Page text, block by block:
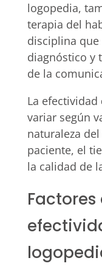
logopedia,
terapia del
disciplina que
diagnóstico y
de la
La
variar según
naturaleza
paciente, el
la calidad de